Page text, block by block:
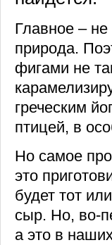
Главное –
природа.
фигами не
греческим
птицей, в
Но самое
это
будет тот
сыр. Но, во-
а это в